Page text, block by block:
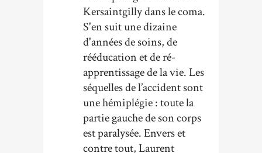
Kersaintgilly dans le coma.
S'en suit une dizaine
d'années de soins, de
rééducation et de ré-
apprentissage de la vie. Les
séquelles de l’accident sont
une hémiplégie : toute la
partie gauche de son corps
est paralysée. Envers et
contre tout, Laurent